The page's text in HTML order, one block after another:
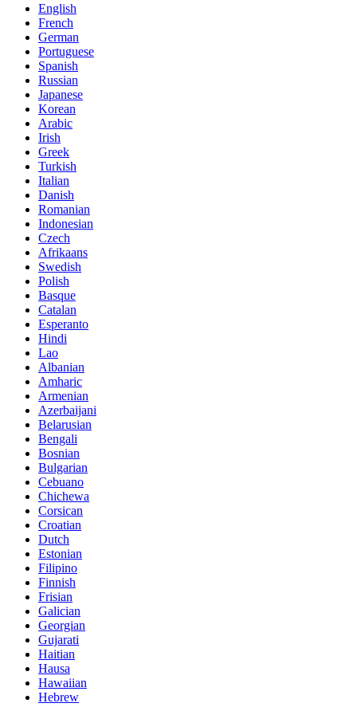
English
French
German
Portuguese
Spanish
Russian
Japanese
Korean
Arabic
Irish
Greek
Turkish
Italian
Danish
Romanian
Indonesian
Czech
Afrikaans
Swedish
Polish
Basque
Catalan
Esperanto
Hindi
Lao
Albanian
Amharic
Armenian
Azerbaijani
Belarusian
Bengali
Bosnian
Bulgarian
Cebuano
Chichewa
Corsican
Croatian
Dutch
Estonian
Filipino
Finnish
Frisian
Galician
Georgian
Gujarati
Haitian
Hausa
Hawaiian
Hebrew